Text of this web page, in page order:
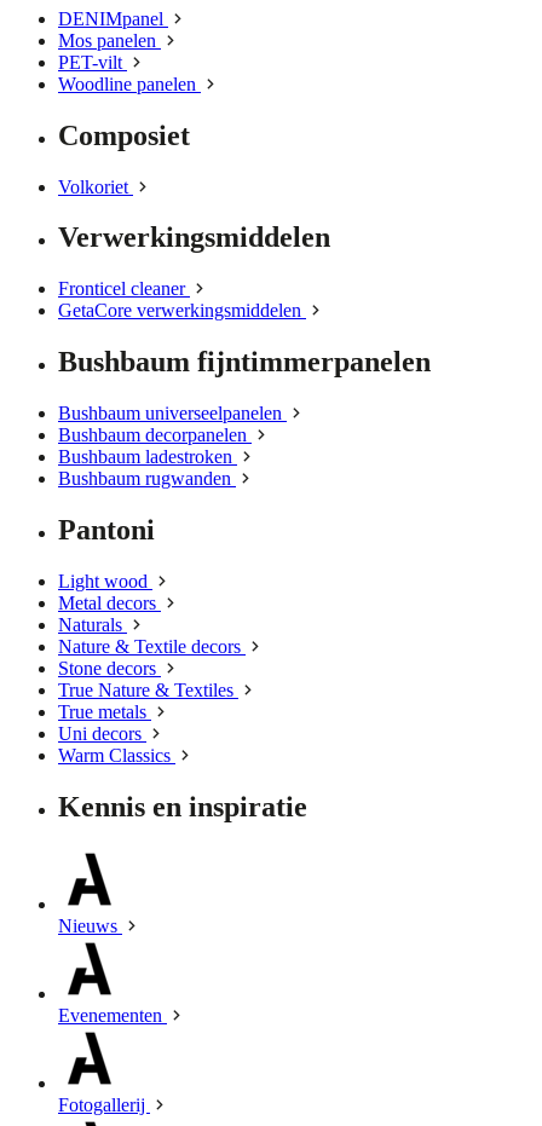
DENIMpanel
Mos panelen
PET-vilt
Woodline panelen
Composiet
Volkoriet
Verwerkingsmiddelen
Fronticel cleaner
GetaCore verwerkingsmiddelen
Bushbaum fijntimmerpanelen
Bushbaum universeelpanelen
Bushbaum decorpanelen
Bushbaum ladestroken
Bushbaum rugwanden
Pantoni
Light wood
Metal decors
Naturals
Nature & Textile decors
Stone decors
True Nature & Textiles
True metals
Uni decors
Warm Classics
Kennis en inspiratie
Nieuws
Evenementen
Fotogallerij